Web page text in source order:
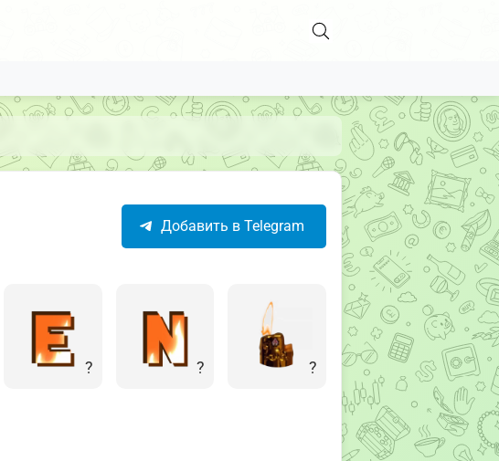
Добавить в Telegram
? ? ?